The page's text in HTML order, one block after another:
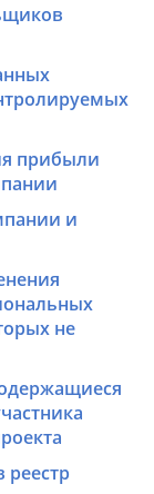
прибыли
и
не